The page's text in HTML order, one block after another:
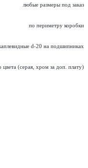
любые размеры под заказ
по периметру коробки
d-20 на подшипниках
(серая, хром за доп. плату)